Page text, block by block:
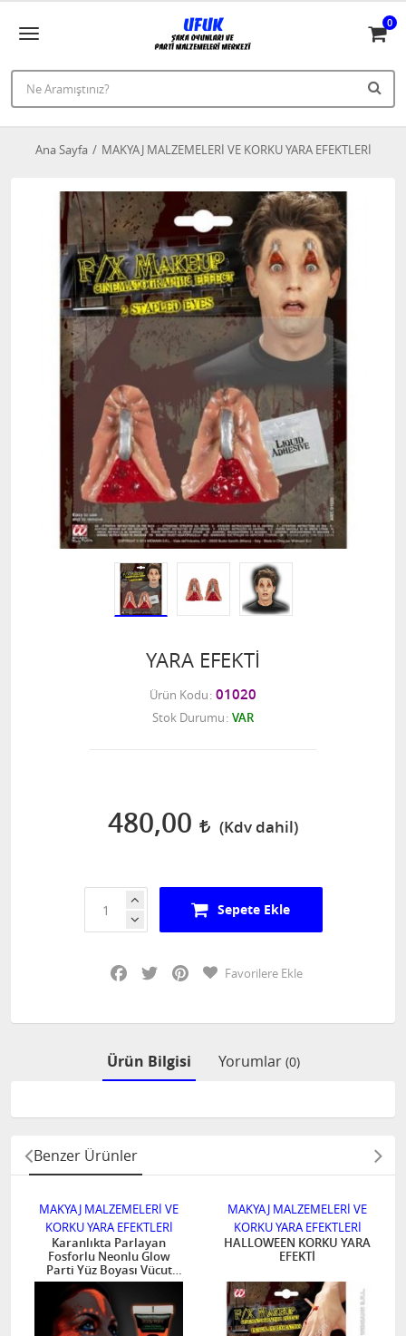
0
Ana Sayfa MAKYAJ MALZEMELERİ VE KORKU YARA EFEKTLERİ
YARA EFEKTİ
Ürün Kodu 01020
Stok Durumu VAR
480,00
Sepete Ekle
Facebook
Twitter PinterestFavorilere Ekle
Ürün Bilgisi Yorumlar (0)
Benzer Ürünler
MAKYAJ MALZEMELERİ VE
KORKU YARA EFEKTLERİ
Karanlıkta Parlayan
Fosforlu Neonlu Glow
Parti Yüz Boyası Vücut
Kremi Turuncu Renk
MAKYAJ MALZEMELERİ VE
KORKU YARA EFEKTLERİ
HALLOWEEN KORKU YARA
EFEKTİ